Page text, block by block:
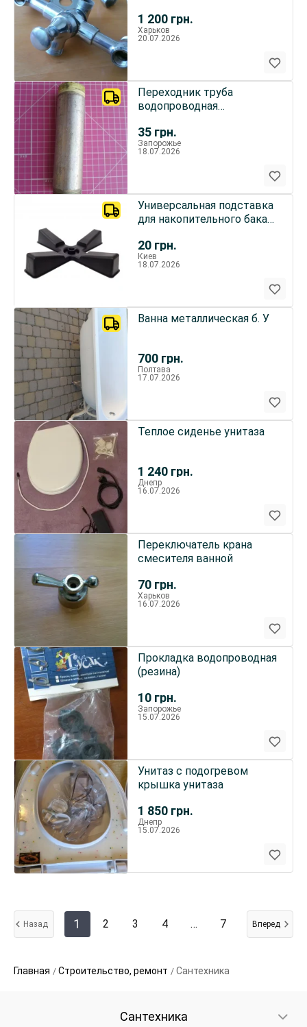
1 200 грн.
Харьков
20.07.2026
35 грн.
Переходник труба
водопроводная
демонтаже счетчика
Запорожье
18.07.2026
20 грн.
Универсальная подставка
для накопительного бака
Киев
18.07.2026
700 грн.
Ванна металлическая б. У
Полтава
17.07.2026
1 240 грн.
Теплое сиденье унитаза
Днепр
16.07.2026
70 грн.
Переключатель крана
смесителя ванной
Харьков
16.07.2026
10 грн.
Прокладка водопроводная
(резина)
Запорожье
15.07.2026
1 850 грн.
Унитаз с подогревом
крышка унитаза
Днепр
15.07.2026
Назад 1 2 3 4 … 7 Вперед
Главная Строительство, ремонт Сантехника
Сантехника